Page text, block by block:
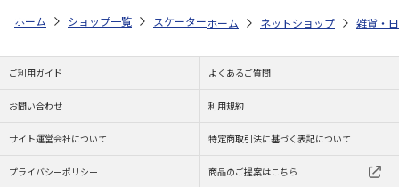
ホーム ショップ一覧 スケーター くっつくランチクロス SNOOPY
ホーム ネットショップ 雑貨・
ご利用ガイド よくあるご質問
お問い合わせ 利用規約
サイト運営会社について 特定商取引法に基づく表記について
プライバシーポリシー 商品のご提案はこちら